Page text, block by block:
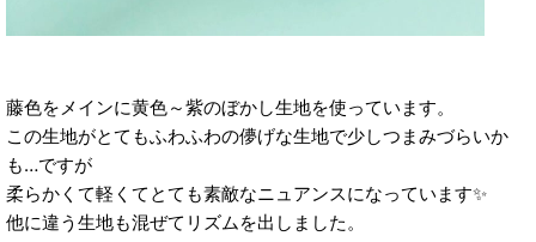
藤色をメインに黄色～紫のぼかし生地を使っています。
この生地がとてもふわふわの儚げな生地で少しつまみづらいか
も…ですが
柔らかくて軽くてとても素敵なニュアンスになっています✨
他に違う生地も混ぜてリズムを出しました。